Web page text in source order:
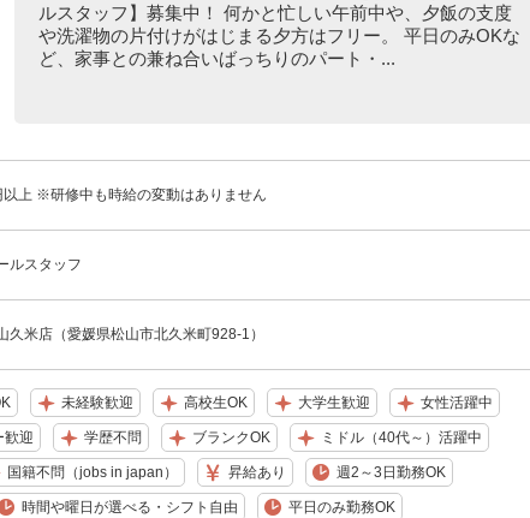
ルスタッフ】募集中！ 何かと忙しい午前中や、夕飯の支度
や洗濯物の片付けがはじまる夕方はフリー。 平日のみOKな
ど、家事との兼ね合いばっちりのパート・...
上 ※研修中も時給の変動はありません
ルスタッフ
米店（愛媛県松山市北久米町928-1）
未経験歓迎 高校生OK 大学生歓迎 女性活躍中
歓迎 学歴不問 ブランクOK ミドル（40代～）活躍中
国籍不問（jobs in japan） 昇給あり 週2～3日勤務OK
時間や曜日が選べる・シフト自由 平日のみ勤務OK